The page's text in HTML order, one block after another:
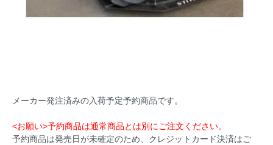
メーカー発注済みの入荷予定予約商品です。
<お願い>予約商品は通常商品とは別にご注文ください。
予約商品は発売日が未確定のため、クレジットカード決済はご